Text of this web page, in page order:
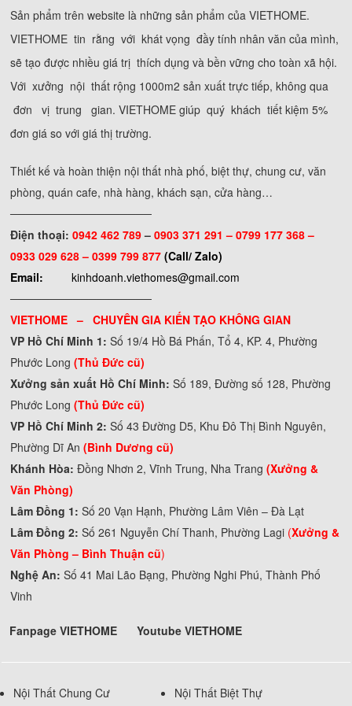
Sản phẩm trên website là những sản phẩm của VIETHOME.
VIETHOME tin rằng với khát vọng đầy tính nhân văn của mình,
sẽ tạo được nhiều giá trị thích dụng và bền vững cho toàn xã hội.
Với xưởng nội thất rộng 1000m2 sản xuất trực tiếp, không qua
đơn vị trung gian. VIETHOME giúp quý khách tiết kiệm 5%
đơn giá so với giá thị trường.
Thiết kế và hoàn thiện nội thất nhà phố, biệt thự, chung cư, văn
phòng, quán cafe, nhà hàng, khách sạn, cửa hàng…
──────────────────
Điện thoại:0942 462 789–0903 371 291 –0799 177 368 –
0933 029 628 – 0399 799 877(Call/ Zalo)
Email:
kinhdoanh.viethomes@gmail.com
──────────────────
VIETHOME – CHUYÊN GIA KIẾN TẠO KHÔNG GIAN
VP Hồ Chí Minh 1: Số 19/4 Hồ Bá Phấn, Tổ 4, KP. 4, Phường
Phước Long(Thủ Đức cũ)
Xưởng sản xuất Hồ Chí Minh: Số 189, Đường số 128, Phường
Phước Long(Thủ Đức cũ)
VP Hồ Chí Minh 2: Số 43 Đường D5, Khu Đô Thị Bình Nguyên,
Phường Dĩ An (Bình Dương cũ)
Khánh Hòa:Đồng Nhơn 2, Vĩnh Trung, Nha Trang (Xưởng &
Văn Phòng)
Lâm Đồng 1:Số 20 Vạn Hạnh, Phường Lâm Viên – Đà Lạt
Lâm Đồng 2:Số 261 Nguyễn Chí Thanh, Phường Lagi (Xưởng &
Văn Phòng – Bình Thuận cũ)
Nghệ An: Số 41 Mai Lão Bạng, Phường Nghi Phú, Thành Phố
Vinh
Fanpage VIETHOME Youtube VIETHOME
Nội Thất Chung Cư Nội Thất Biệt Thự